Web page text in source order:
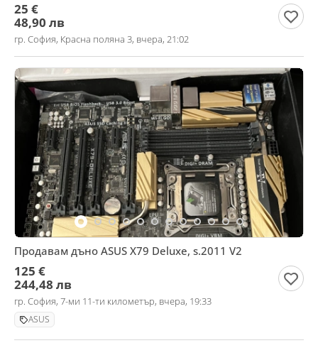
25 €
48,90 лв
гр. София, Красна поляна 3, вчера, 21:02
Продавам дъно ASUS X79 Deluxe, s.2011 V2
125 €
244,48 лв
гр. София, 7-ми 11-ти километър, вчера, 19:33
ASUS